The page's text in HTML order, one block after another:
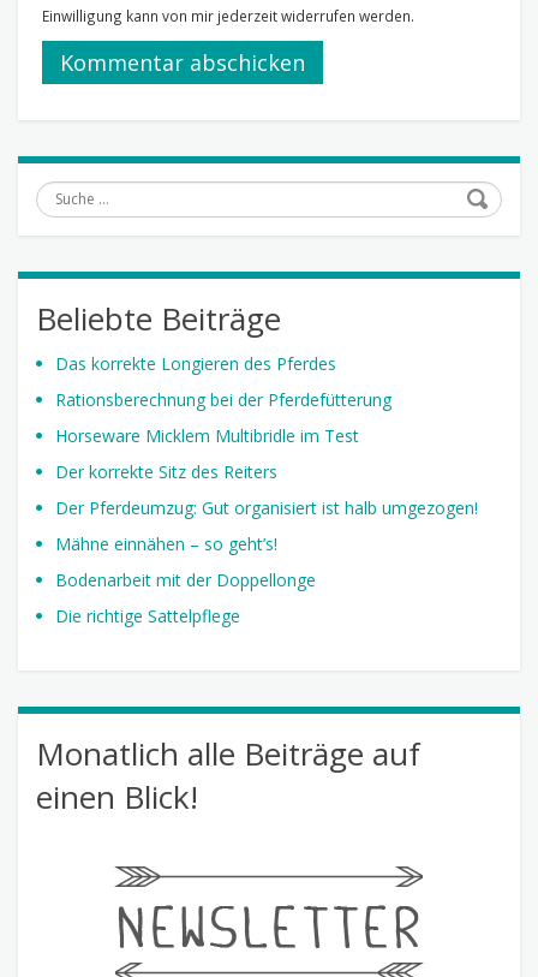
Einwilligung kann von mir jederzeit widerrufen werden.
Suche
Beliebte Beiträge
Das korrekte Longieren des Pferdes
Rationsberechnung bei der Pferdefütterung
Horseware Micklem Multibridle im Test
Der korrekte Sitz des Reiters
Der Pferdeumzug: Gut organisiert ist halb umgezogen!
Mähne einnähen – so geht’s!
Bodenarbeit mit der Doppellonge
Die richtige Sattelpflege
Monatlich alle Beiträge auf
einen Blick!